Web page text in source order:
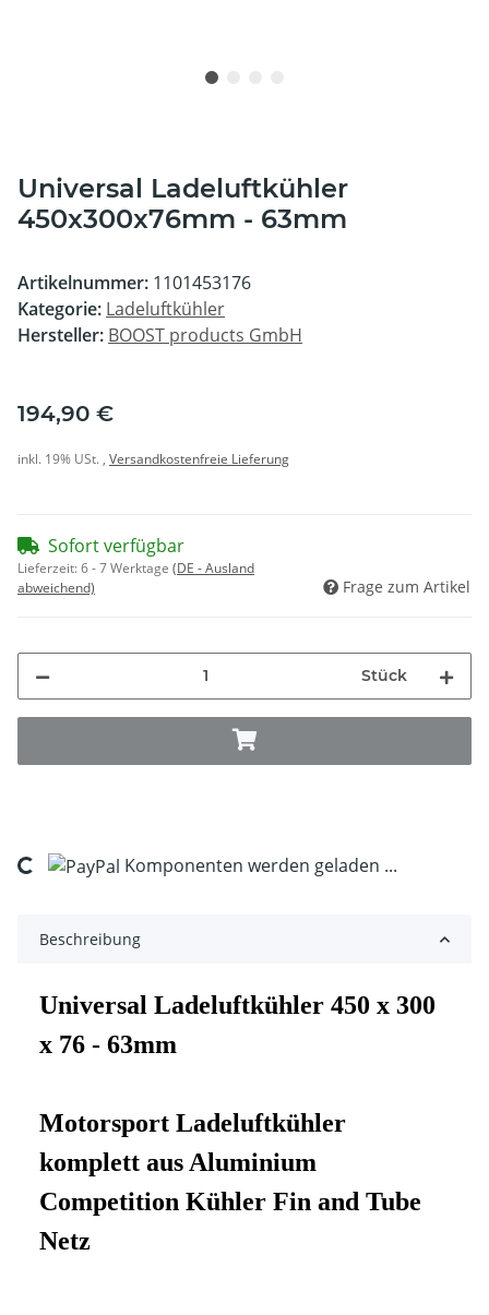
Universal Ladeluftkühler
450x300x76mm - 63mm
Artikelnummer: 1101453176
Kategorie: Ladeluftkühler
Hersteller: BOOST products GmbH
194,90 €
inkl. 19% USt. , Versandkostenfreie Lieferung
Sofort verfügbar
Lieferzeit:6 - 7 Werktage (DE - Ausland
abweichend)
Frage zum Artikel
Stück
Komponenten werden geladen ...
Beschreibung
Universal Ladeluftkühler 450 x 300
x 76 - 63mm
Motorsport Ladeluftkühler
komplett aus Aluminium
Competition Kühler Fin and Tube
Netz